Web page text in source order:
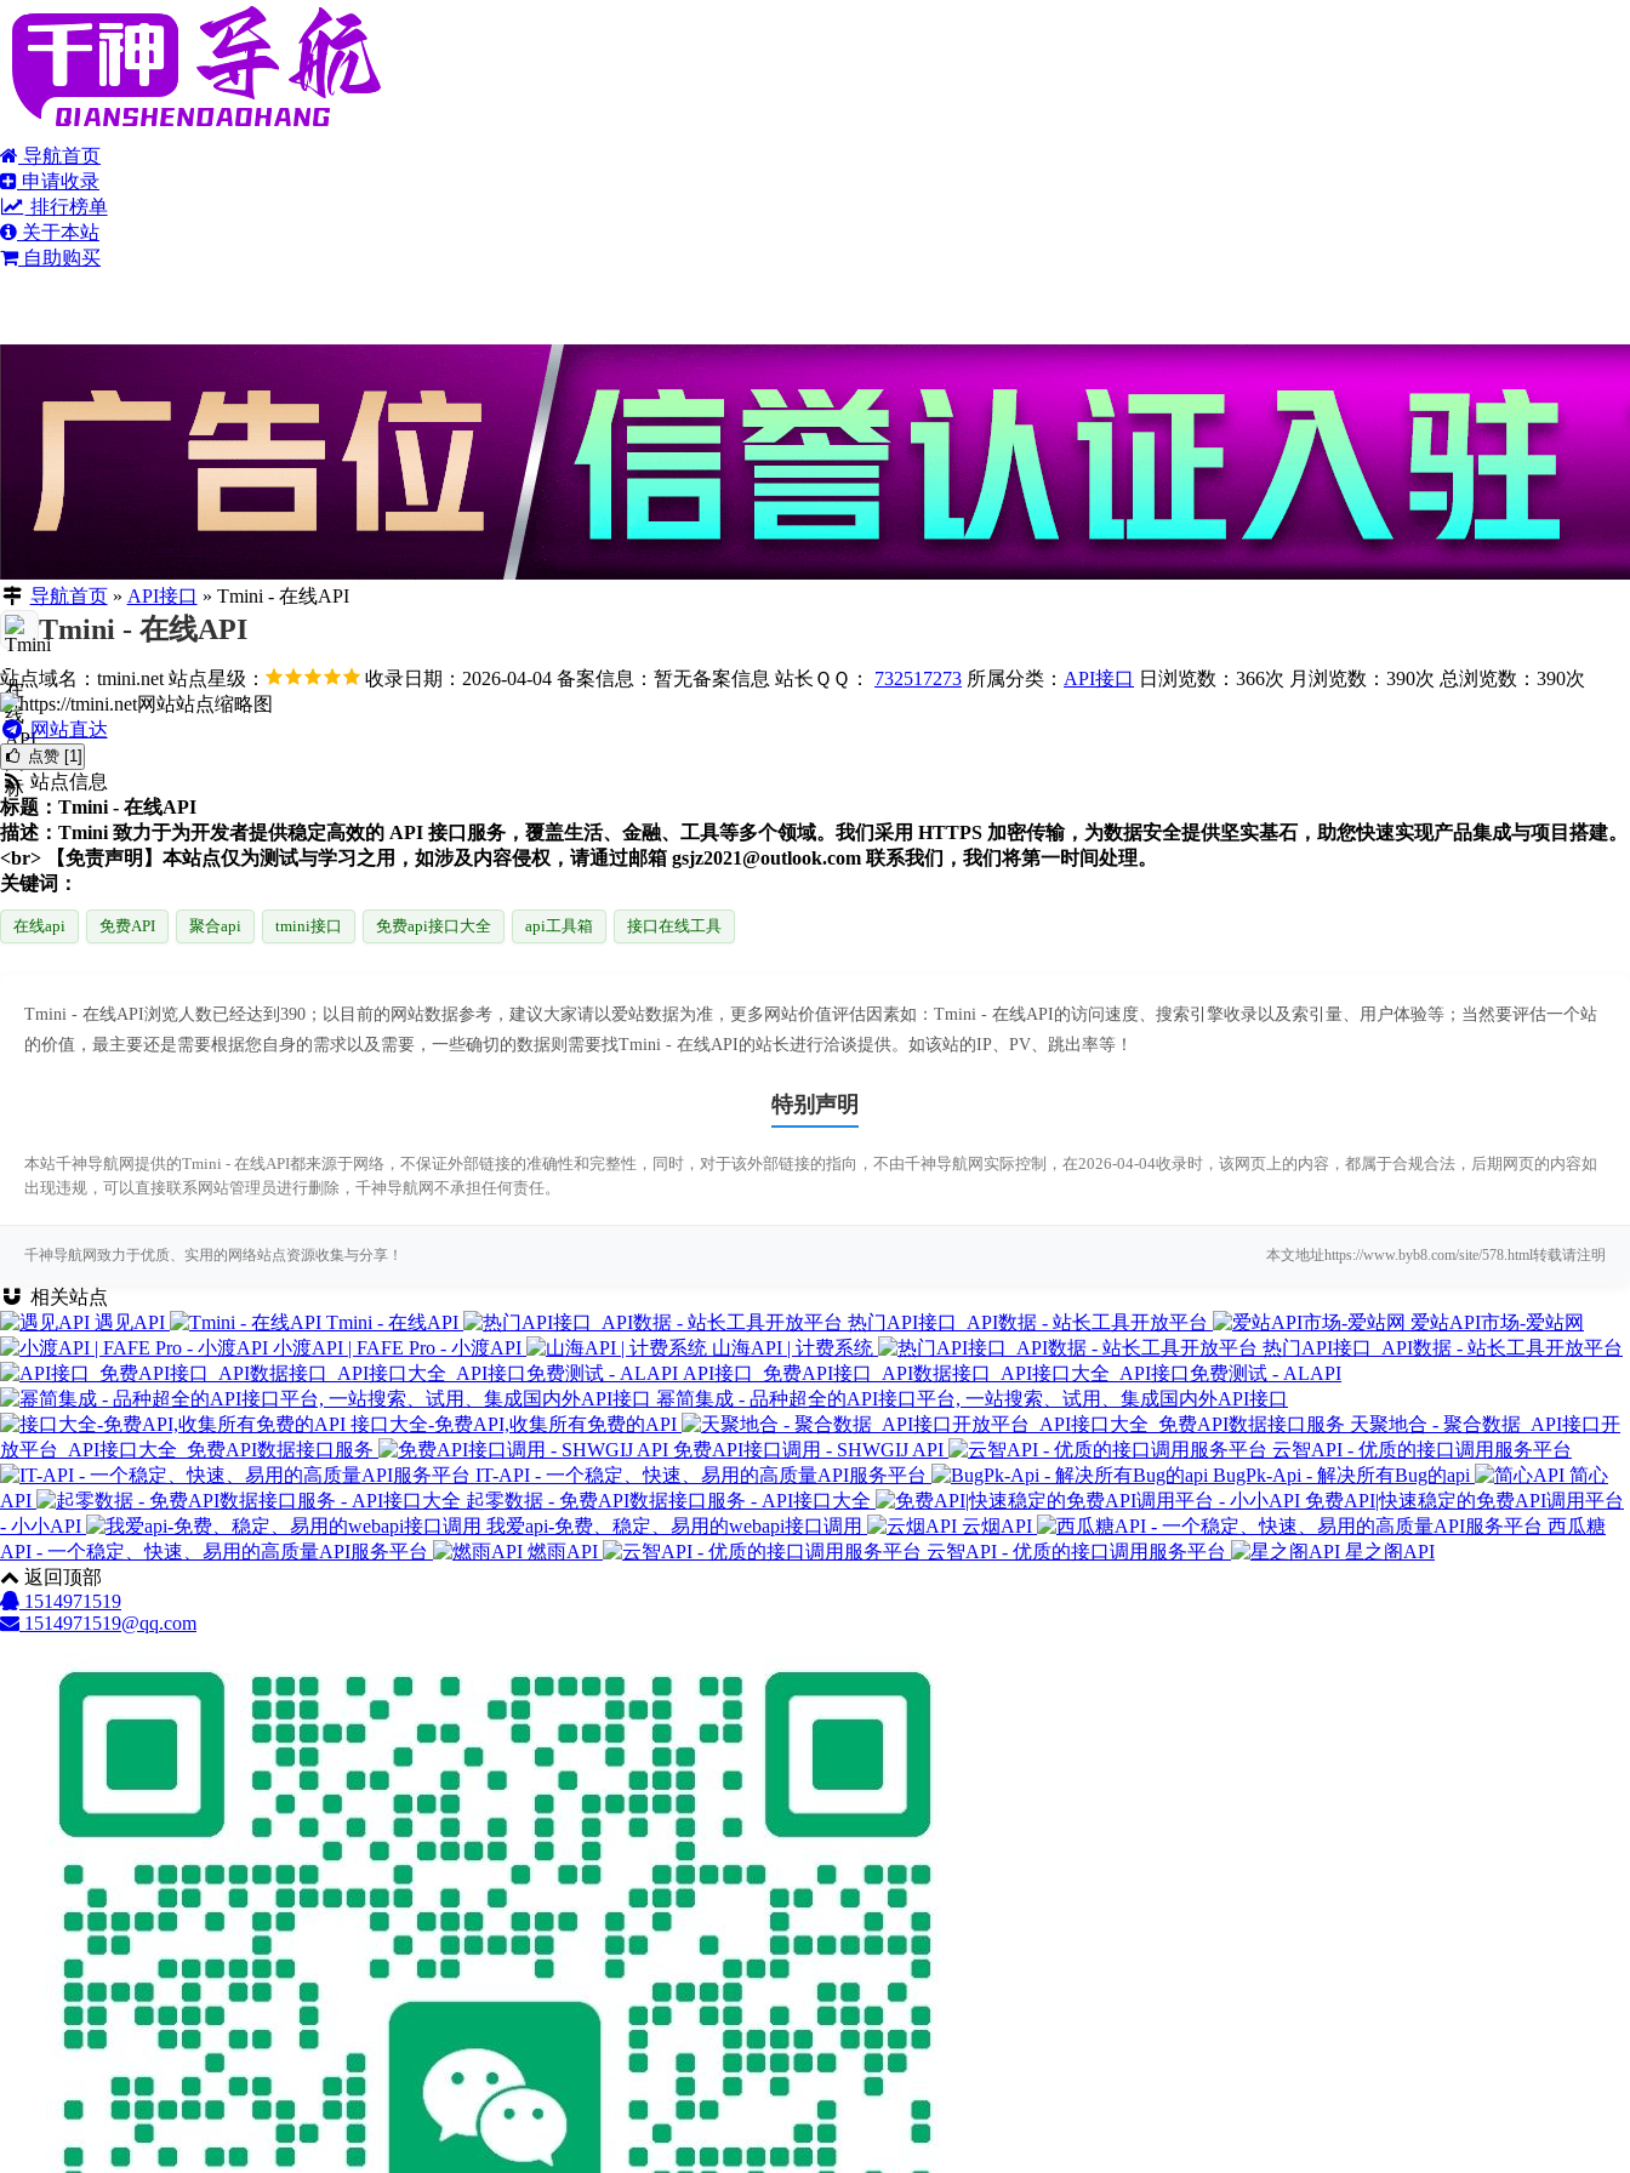
导航首页
申请收录
排行榜单
关于本站
自助购买
导航首页» API接口 » Tmini - 在线API
Tmini - 在线API
站点域名：tmini.net 站点星级： 收录日期：2026-04-04 备案信息： 暂无备案信息 站长ＱＱ： 732517273 所属分类： API接口 日浏览数：366次 月浏览数：390次 总浏览数：390次
网站直达
点赞 [1]
站点信息
标题：Tmini - 在线API
描述：Tmini 致力于为开发者提供稳定高效的 API 接口服务，覆盖生活、金融、工具等多个领域。我们采用 HTTPS 加密传输，为数据安全提供坚实基石，助您快速实现产品集成与项目搭建。
<br> 【免责声明】本站点仅为测试与学习之用，如涉及内容侵权，请通过邮箱 gsjz2021@outlook.com 联系我们，我们将第一时间处理。
关键词：
在线api 免费API 聚合api tmini接口 免费api接口大全 api工具箱 接口在线工具
Tmini - 在线API浏览人数已经达到390；以目前的网站数据参考，建议大家请以爱站数据为准，更多网站价值评估因素如：Tmini - 在线API的访问速度、搜索引擎收录以及索引量、用户体验等；当然要评估一个站
的价值，最主要还是需要根据您自身的需求以及需要，一些确切的数据则需要找Tmini - 在线API的站长进行洽谈提供。如该站的IP、PV、跳出率等！
特别声明
本站千神导航网提供的Tmini - 在线API都来源于网络，不保证外部链接的准确性和完整性，同时，对于该外部链接的指向，不由千神导航网实际控制，在2026-04-04收录时，该网页上的内容，都属于合规合法，后期网页的内容如
出现违规，可以直接联系网站管理员进行删除，千神导航网不承担任何责任。
千神导航网致力于优质、实用的网络站点资源收集与分享！ 本文地址https://www.byb8.com/site/578.html转载请注明
相关站点
遇见API
Tmini - 在线API 热门API接口_API数据 - 站长工具开放平台
爱站API市场-爱站网
小渡API | FAFE Pro - 小渡API
山海API | 计费系统
热门API接口_API数据 - 站长工具开放平台
API接口_免费API接口_API数据接口_API接口大全_API接口免费测试 - ALAPI
幂简集成 - 品种超全的API接口平台, 一站搜索、试用、集成国内外API接口
接口大全-免费API,收集所有免费的API
天聚地合 - 聚合数据_API接口开
放平台_API接口大全_免费API数据接口服务
免费API接口调用 - SHWGIJ API
云智API - 优质的接口调用服务平台
IT-API - 一个稳定、快速、易用的高质量API服务平台
BugPk-Api - 解决所有Bug的api
简心
API
起零数据 - 免费API数据接口服务 - API接口大全
免费API|快速稳定的免费API调用平台
- 小小API
我爱api-免费、稳定、易用的webapi接口调用 云烟API
西瓜糖
API - 一个稳定、快速、易用的高质量API服务平台
燃雨API 云智API - 优质的接口调用服务平台
星之阁API
返回顶部
1514971519
1514971519@qq.com